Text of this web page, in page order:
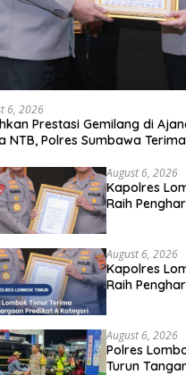
6, 2026
Prestasi Gemilang di
NTB, Polres Sumbawa Terima
August 6, 2026
Kapolres
Raih
August 6, 2026
Kapolres
Raih
August 6, 2026
Polres
Turun